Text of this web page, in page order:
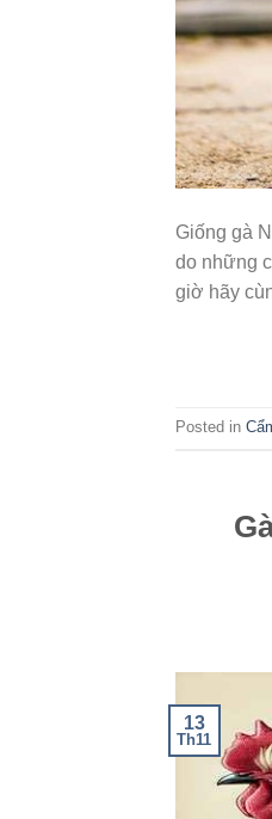
Giống gà
do những
giờ hãy
Posted in
13
Th11